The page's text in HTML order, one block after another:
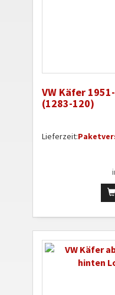
VW Käfer
(1283-120)
Lieferzeit: